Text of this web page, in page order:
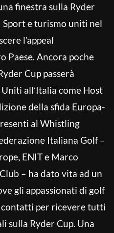
finestra sulla Ryder
Sport e turismo uniti nel
l’appeal
Paese. Ancora poche
Cup passerà
all’Italia come Host
della sfida Europa-
al Whistling
Italiana Golf –
ENIT e Marco
– ha dato vita ad un
gli appassionati di golf
per ricevere tutti
sulla Ryder Cup. Una